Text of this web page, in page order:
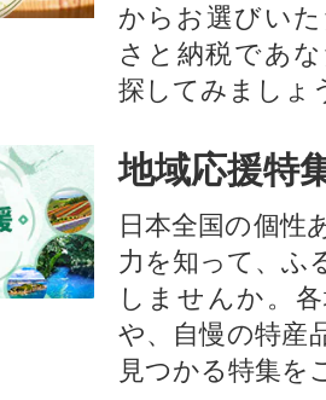
からお選びい
さと納税であ
探してみましょ
地域応援特
日本全国の個性
力を知って、ふ
しませんか。
や、自慢の特産
見つかる特集を